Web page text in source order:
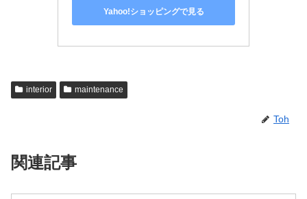
Yahoo!ショッピングで見る
interior maintenance
Toh
関連記事